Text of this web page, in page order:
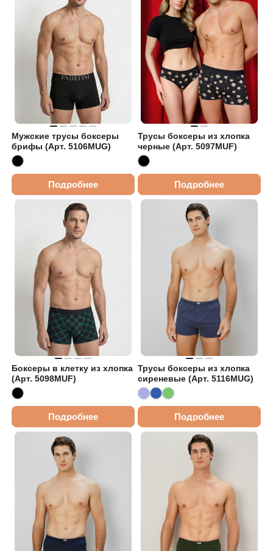
Мужские трусы боксеры
брифы (Арт. 5106MUG)
Подробнее
Трусы боксеры из хлопка
черные (Арт. 5097MUF)
Подробнее
Боксеры в клетку из хлопка
(Арт. 5098MUF)
Подробнее
Трусы боксеры из хлопка
сиреневые (Арт. 5116MUG)
Подробнее